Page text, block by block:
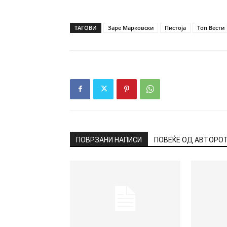
ТАГОВИ Заре Марковски Пистоја Топ Вести
ПОВРЗАНИ НАПИСИ ПОВЕЌЕ ОД